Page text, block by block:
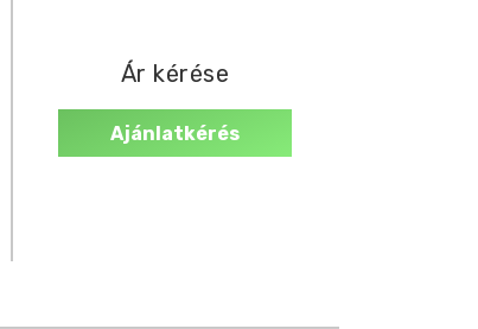
Ár kérése
Ajánlatkérés